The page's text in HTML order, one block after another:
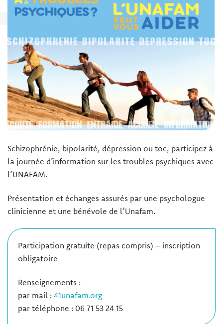
Schizophrénie, bipolarité, dépression ou toc, participez à
la journée d’information sur les troubles psychiques avec
l’UNAFAM.
Présentation et échanges assurés par une psychologue
clinicienne et une bénévole de l’Unafam.
Participation gratuite (repas compris) – inscription
obligatoire
Renseignements :
par mail : 41unafam.org
par téléphone : 06 71 53 24 15